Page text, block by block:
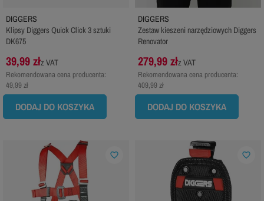
DIGGERS
Klipsy Diggers Quick Click 3 sztuki
DK675
39,99 złz VAT
Rekomendowana cena producenta:
49,99 zł
DODAJ DO KOSZYKA
DIGGERS
Zestaw kieszeni narzędziowych Diggers
Renovator
279,99 złz VAT
Rekomendowana cena producenta:
409,99 zł
DODAJ DO KOSZYKA
favorite_border favorite_border